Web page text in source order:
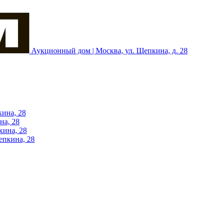
Аукционный дом | Москва, ул. Щепкина, д. 28
28
28
28
28